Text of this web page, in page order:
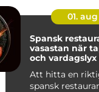
01. aug
Spansk
vasastan när tapas, grill
och
Att hitta en
spansk